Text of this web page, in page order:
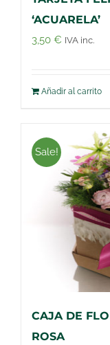
‘ACUARELA’
3,50 € IVA inc.
Añadir al carrito
Sale!
CAJA DE
ROSA